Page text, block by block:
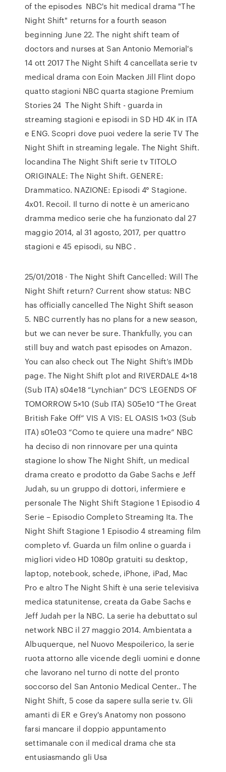
of the episodes NBC's hit medical drama "The
Night Shift" returns for a fourth season
beginning June 22. The night shift team of
doctors and nurses at San Antonio Memorial's
14 ott 2017 The Night Shift 4 cancellata serie tv
medical drama con Eoin Macken Jill Flint dopo
quatto stagioni NBC quarta stagione Premium
Stories 24 The Night Shift - guarda in
streaming stagioni e episodi in SD HD 4K in ITA
e ENG. Scopri dove puoi vedere la serie TV The
Night Shift in streaming legale. The Night Shift.
locandina The Night Shift serie tv TITOLO
ORIGINALE: The Night Shift. GENERE:
Drammatico. NAZIONE: Episodi 4° Stagione.
4x01. Recoil. Il turno di notte è un americano
dramma medico serie che ha funzionato dal 27
maggio 2014, al 31 agosto, 2017, per quattro
stagioni e 45 episodi, su NBC .
25/01/2018 · The Night Shift Cancelled: Will The
Night Shift return? Current show status: NBC
has officially cancelled The Night Shift season
5. NBC currently has no plans for a new season,
but we can never be sure. Thankfully, you can
still buy and watch past episodes on Amazon.
You can also check out The Night Shift’s IMDb
page. The Night Shift plot and RIVERDALE 4×18
(Sub ITA) s04e18 “Lynchian” DC’S LEGENDS OF
TOMORROW 5×10 (Sub ITA) S05e10 “The Great
British Fake Off” VIS A VIS: EL OASIS 1×03 (Sub
ITA) s01e03 “Como te quiere una madre” NBC
ha deciso di non rinnovare per una quinta
stagione lo show The Night Shift, un medical
drama creato e prodotto da Gabe Sachs e Jeff
Judah, su un gruppo di dottori, infermiere e
personale The Night Shift Stagione 1 Episodio 4
Serie – Episodio Completo Streaming Ita. The
Night Shift Stagione 1 Episodio 4 streaming film
completo vf. Guarda un film online o guarda i
migliori video HD 1080p gratuiti su desktop,
laptop, notebook, schede, iPhone, iPad, Mac
Pro e altro The Night Shift è una serie televisiva
medica statunitense, creata da Gabe Sachs e
Jeff Judah per la NBC. La serie ha debuttato sul
network NBC il 27 maggio 2014. Ambientata a
Albuquerque, nel Nuovo Mespoilerico, la serie
ruota attorno alle vicende degli uomini e donne
che lavorano nel turno di notte del pronto
soccorso del San Antonio Medical Center.. The
Night Shift, 5 cose da sapere sulla serie tv. Gli
amanti di ER e Grey's Anatomy non possono
farsi mancare il doppio appuntamento
settimanale con il medical drama che sta
entusiasmando gli Usa